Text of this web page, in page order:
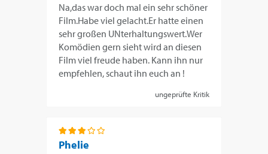
Na,das war doch mal ein sehr schöner
Film.Habe viel gelacht.Er hatte einen
sehr großen UNterhaltungswert.Wer
Komödien gern sieht wird an diesen
Film viel freude haben. Kann ihn nur
empfehlen, schaut ihn euch an !
ungeprüfte Kritik
Phelie